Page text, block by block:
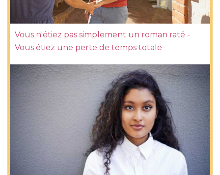
Vous n'étiez pas simplement un roman raté -
Vous étiez une perte de temps totale